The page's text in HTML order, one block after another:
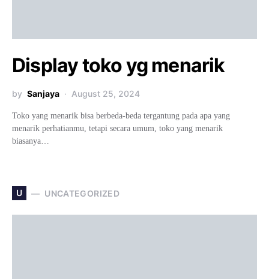
Display toko yg menarik
by Sanjaya August 25, 2024
Toko yang menarik bisa berbeda-beda tergantung pada apa yang
menarik perhatianmu, tetapi secara umum, toko yang menarik
biasanya…
U UNCATEGORIZED